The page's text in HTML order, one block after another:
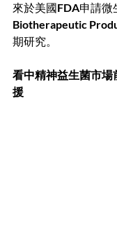
來於美國FDA申請微
Biotherapeutic
期研究。
看中精神益生菌市場
援